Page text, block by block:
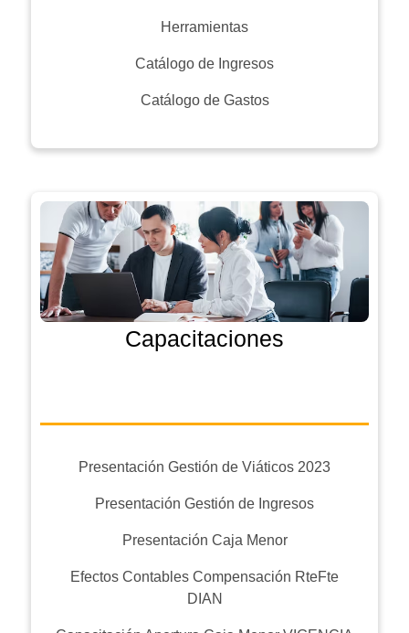
Herramientas
Catálogo de Ingresos
Catálogo de Gastos
Capacitaciones
Presentación Gestión de Viáticos 2023
Presentación Gestión de Ingresos
Presentación Caja Menor
Efectos Contables Compensación RteFte
DIAN